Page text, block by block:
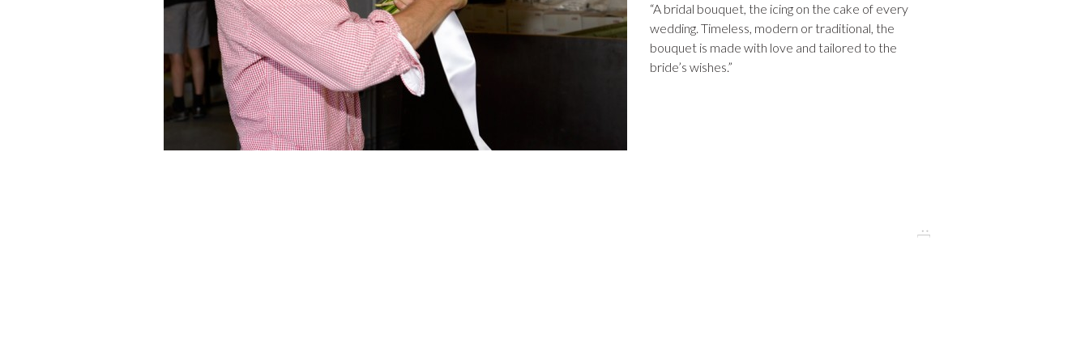
“A bridal bouquet, the icing on the cake of every
wedding. Timeless, modern or traditional, the
bouquet is made with love and tailored to the
bride’s wishes.”